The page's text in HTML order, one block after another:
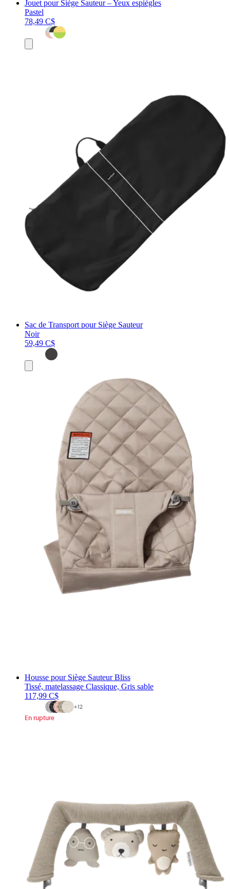
Jouet pour Siège Sauteur – Yeux espiègles
Pastel
78,49 C$
au
Sac de Transport pour Siège Sauteur
Noir
59,49 C$
au
Housse pour Siège Sauteur Bliss
Tissé, matelassage Classique, Gris sable
117,99 C$
+12
En rupture